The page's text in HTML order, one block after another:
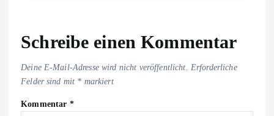
Schreibe einen Kommentar
Deine E-Mail-Adresse wird nicht veröffentlicht. Erforderliche
Felder sind mit * markiert
Kommentar *